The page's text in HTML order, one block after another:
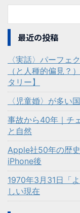
最近の投稿
〈実話〉パーフェ
（と人種的偏見？
タリー】
〈児童婚〉が多い
事故から40年｜チ
と自然
Apple社50年の歴
iPhone後
1970年3月31日「
しい現在